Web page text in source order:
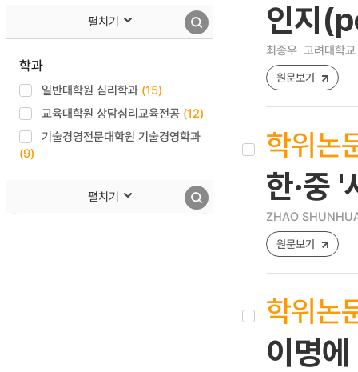
펼치기
학과
일반대학원 심리학과 (15)
교육대학원 상담심리교육전공 (12)
기술경영전문대학원 기술경영학과
(9)
펼치기
인지
최종우 고려대학
원문보기
학위논
한·중
ZHAO
원문보기
학위논
이명